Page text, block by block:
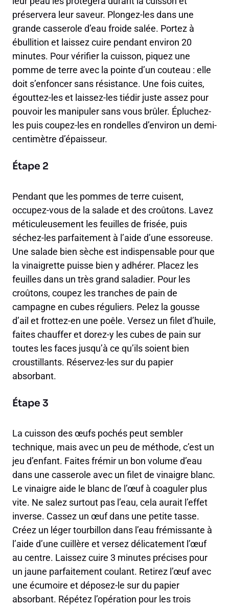
préservera leur saveur. Plongez-les dans une
grande casserole d’eau froide salée. Portez à
ébullition et laissez cuire pendant environ 20
minutes. Pour vérifier la cuisson, piquez une
pomme de terre avec la pointe d’un couteau : elle
doit s’enfoncer sans résistance. Une fois cuites,
égouttez-les et laissez-les tiédir juste assez pour
pouvoir les manipuler sans vous brûler. Épluchez-
les puis coupez-les en rondelles d’environ un demi-
centimètre d’épaisseur.
Étape 2
Pendant que les pommes de terre cuisent,
occupez-vous de la salade et des croûtons. Lavez
méticuleusement les feuilles de frisée, puis
séchez-les parfaitement à l’aide d’une essoreuse.
Une salade bien sèche est indispensable pour que
la vinaigrette puisse bien y adhérer. Placez les
feuilles dans un très grand saladier. Pour les
croûtons, coupez les tranches de pain de
campagne en cubes réguliers. Pelez la gousse
d’ail et frottez-en une poêle. Versez un filet d’huile,
faites chauffer et dorez-y les cubes de pain sur
toutes les faces jusqu’à ce qu’ils soient bien
croustillants. Réservez-les sur du papier
absorbant.
Étape 3
La cuisson des œufs pochés peut sembler
technique, mais avec un peu de méthode, c’est un
jeu d’enfant. Faites frémir un bon volume d’eau
dans une casserole avec un filet de vinaigre blanc.
Le vinaigre aide le blanc de l’œuf à coaguler plus
vite. Ne salez surtout pas l’eau, cela aurait l’effet
inverse. Cassez un œuf dans une petite tasse.
Créez un léger tourbillon dans l’eau frémissante à
l’aide d’une cuillère et versez délicatement l’œuf
au centre. Laissez cuire 3 minutes précises pour
un jaune parfaitement coulant. Retirez l’œuf avec
une écumoire et déposez-le sur du papier
absorbant. Répétez l’opération pour les trois